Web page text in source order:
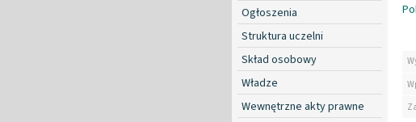
Ogłoszenia
Struktura uczelni
Skład osobowy
Władze
Wewnętrzne akty prawne